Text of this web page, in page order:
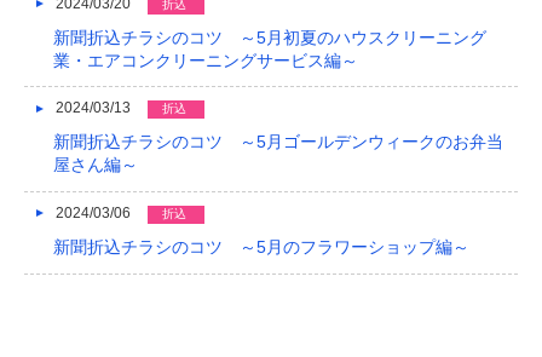
折込
新聞折込チラシのコツ ～5月初夏のハウスクリーニング
業・エアコンクリーニングサービス編～
2024/03/13 折込
新聞折込チラシのコツ ～5月ゴールデンウィークのお弁当
屋さん編～
2024/03/06 折込
新聞折込チラシのコツ ～5月のフラワーショップ編～